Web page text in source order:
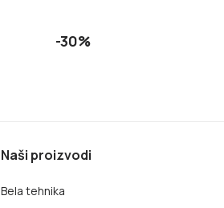
-30%
Naši proizvodi
Bela tehnika